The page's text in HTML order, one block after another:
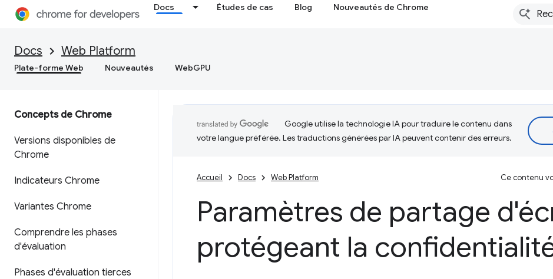
Docs Études de cas Blog Nouveautés de Chrome
Docs Web Platform
Plate-forme Web Nouveautés WebGPU
Concepts de Chrome
Versions disponibles de
Chrome
Indicateurs Chrome
Variantes Chrome
Comprendre les phases
d'évaluation
Phases d'évaluation tierces
Google utilise la technologie IA pour traduire le contenu dans
votre langue préférée. Les traductions générées par IA peuvent contenir des erreurs.
Accueil Docs Web Platform Ce contenu
Paramètres de partage
protégeant la